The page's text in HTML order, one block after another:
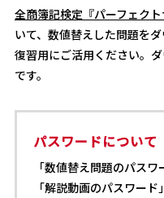
全商簿記検定『パーフェクト
いて、数値替えした問題をダ
復習用にご活用ください。
です。
パスワードについて
「数値替え問題のパス
「解説動画のパスワード